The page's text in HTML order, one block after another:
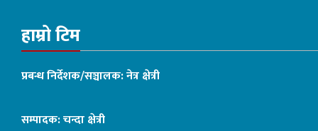
हाम्रो टिम
प्रबन्ध निर्देशक/सञ्चालक: नेत्र क्षेत्री
सम्पादक: चन्दा क्षेत्री